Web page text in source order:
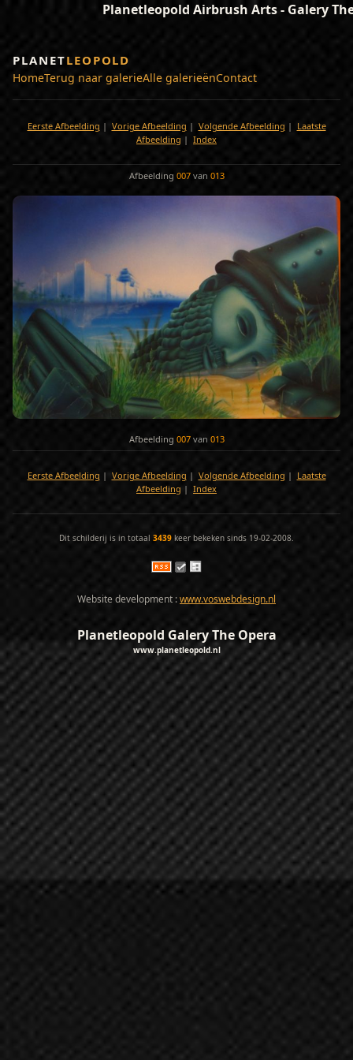
Planetleopold Airbrush Arts - Galery
PLANETLEOPOLD
HomeTerug naar galerieAlle galerieënContact
Eerste Afbeelding | Vorige Afbeelding | Volgende Afbeelding | Laatste
Afbeelding | Index
Afbeelding 007van 013
Afbeelding 007van 013
Eerste Afbeelding | Vorige Afbeelding | Volgende Afbeelding | Laatste
Afbeelding | Index
Dit schilderij is in totaal 3439 keer bekeken sinds 19-02-2008.
Website development :www.voswebdesign.nl
Planetleopold Galery The Opera
www.planetleopold.nl